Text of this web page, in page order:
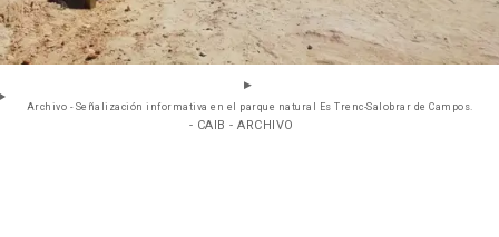
Archivo - Señalización informativa en el parque natural Es Trenc-Salobrar de Campos.
- CAIB - ARCHIVO